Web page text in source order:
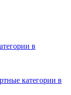
в
категории в